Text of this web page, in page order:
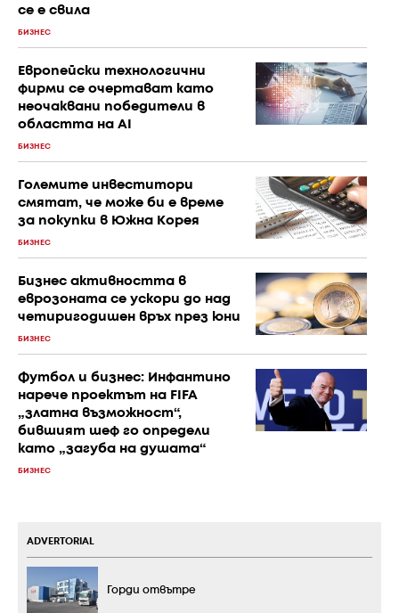
се е свила
БИЗНЕС
Европейски технологични
фирми се очертават като
неочаквани победители в
областта на AI
БИЗНЕС
Големите инвеститори
смятат, че може би е време
за покупки в Южна Корея
БИЗНЕС
Бизнес активността в
еврозоната се ускори до над
четиригодишен връх през юни
БИЗНЕС
Футбол и бизнес: Инфантино
нарече проектът на FIFA
„златна възможност“,
бившият шеф го определи
като „загуба на душата“
БИЗНЕС
ADVERTORIAL
Горди отвътре